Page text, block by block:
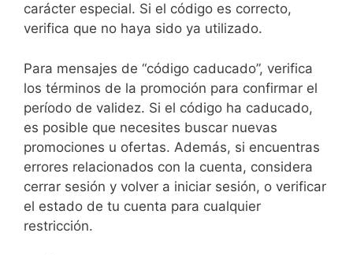
carácter especial. Si el código es correcto,
verifica que no haya sido ya utilizado.
Para mensajes de “código caducado”, verifica
los términos de la promoción para confirmar el
período de validez. Si el código ha caducado,
es posible que necesites buscar nuevas
promociones u ofertas. Además, si encuentras
errores relacionados con la cuenta, considera
cerrar sesión y volver a iniciar sesión, o verificar
el estado de tu cuenta para cualquier
restricción.